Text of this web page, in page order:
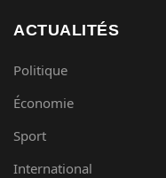
ACTUALITÉS
Politique
Économie
Sport
International